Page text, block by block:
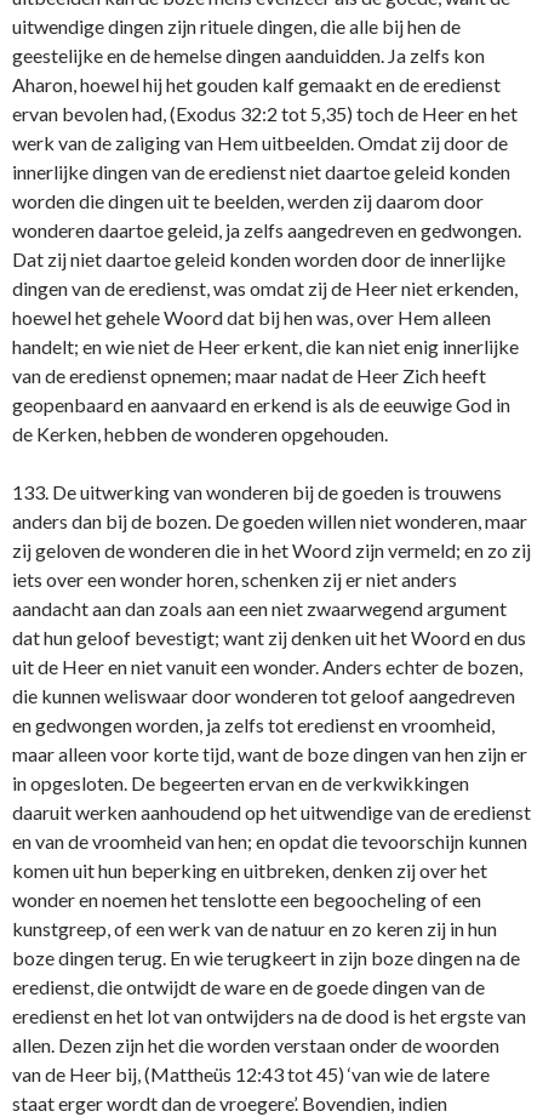
uitwendige dingen zijn rituele dingen, die alle bij hen de
geestelijke en de hemelse dingen aanduidden. Ja zelfs kon
Aharon, hoewel hij het gouden kalf gemaakt en de eredienst
ervan bevolen had, (Exodus 32:2 tot 5,35) toch de Heer en het
werk van de zaliging van Hem uitbeelden. Omdat zij door de
innerlijke dingen van de eredienst niet daartoe geleid konden
worden die dingen uit te beelden, werden zij daarom door
wonderen daartoe geleid, ja zelfs aangedreven en gedwongen.
Dat zij niet daartoe geleid konden worden door de innerlijke
dingen van de eredienst, was omdat zij de Heer niet erkenden,
hoewel het gehele Woord dat bij hen was, over Hem alleen
handelt; en wie niet de Heer erkent, die kan niet enig innerlijke
van de eredienst opnemen; maar nadat de Heer Zich heeft
geopenbaard en aanvaard en erkend is als de eeuwige God in
de Kerken, hebben de wonderen opgehouden.
133. De uitwerking van wonderen bij de goeden is trouwens
anders dan bij de bozen. De goeden willen niet wonderen, maar
zij geloven de wonderen die in het Woord zijn vermeld; en zo zij
iets over een wonder horen, schenken zij er niet anders
aandacht aan dan zoals aan een niet zwaarwegend argument
dat hun geloof bevestigt; want zij denken uit het Woord en dus
uit de Heer en niet vanuit een wonder. Anders echter de bozen,
die kunnen weliswaar door wonderen tot geloof aangedreven
en gedwongen worden, ja zelfs tot eredienst en vroomheid,
maar alleen voor korte tijd, want de boze dingen van hen zijn er
in opgesloten. De begeerten ervan en de verkwikkingen
daaruit werken aanhoudend op het uitwendige van de eredienst
en van de vroomheid van hen; en opdat die tevoorschijn kunnen
komen uit hun beperking en uitbreken, denken zij over het
wonder en noemen het tenslotte een begoocheling of een
kunstgreep, of een werk van de natuur en zo keren zij in hun
boze dingen terug. En wie terugkeert in zijn boze dingen na de
eredienst, die ontwijdt de ware en de goede dingen van de
eredienst en het lot van ontwijders na de dood is het ergste van
allen. Dezen zijn het die worden verstaan onder de woorden
van de Heer bij, (Mattheüs 12:43 tot 45) ‘van wie de latere
staat erger wordt dan de vroegere’. Bovendien, indien